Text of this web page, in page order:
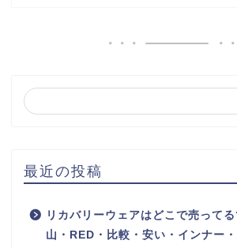
最近の投稿
リカバリーウェアはどこで売って
山・RED・比較・安い・インナー